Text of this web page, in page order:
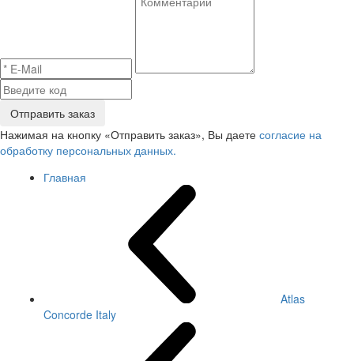
Отправить заказ
Нажимая на кнопку «Отправить заказ», Вы даете согласие на
обработку персональных данных.
Главная
Atlas
Concorde Italy